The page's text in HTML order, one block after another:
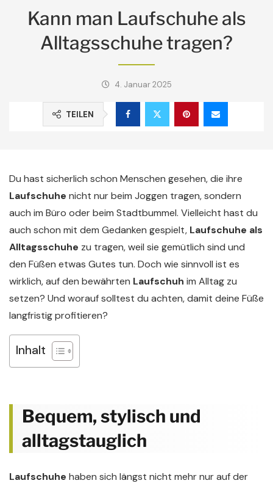
Kann man Laufschuhe als
Alltagsschuhe tragen?
4. Januar 2025
TEILEN
Du hast sicherlich schon Menschen gesehen, die ihre
Laufschuhe nicht nur beim Joggen tragen, sondern
auch im Büro oder beim Stadtbummel. Vielleicht hast du
auch schon mit dem Gedanken gespielt, Laufschuhe als
Alltagsschuhe zu tragen, weil sie gemütlich sind und
den Füßen etwas Gutes tun. Doch wie sinnvoll ist es
wirklich, auf den bewährten Laufschuh im Alltag zu
setzen? Und worauf solltest du achten, damit deine Füße
langfristig profitieren?
Inhalt
Bequem, stylisch und
alltagstauglich
Laufschuhe haben sich längst nicht mehr nur auf der